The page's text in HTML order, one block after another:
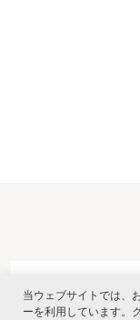
当ウェブサイトでは、
ーを利用しています。